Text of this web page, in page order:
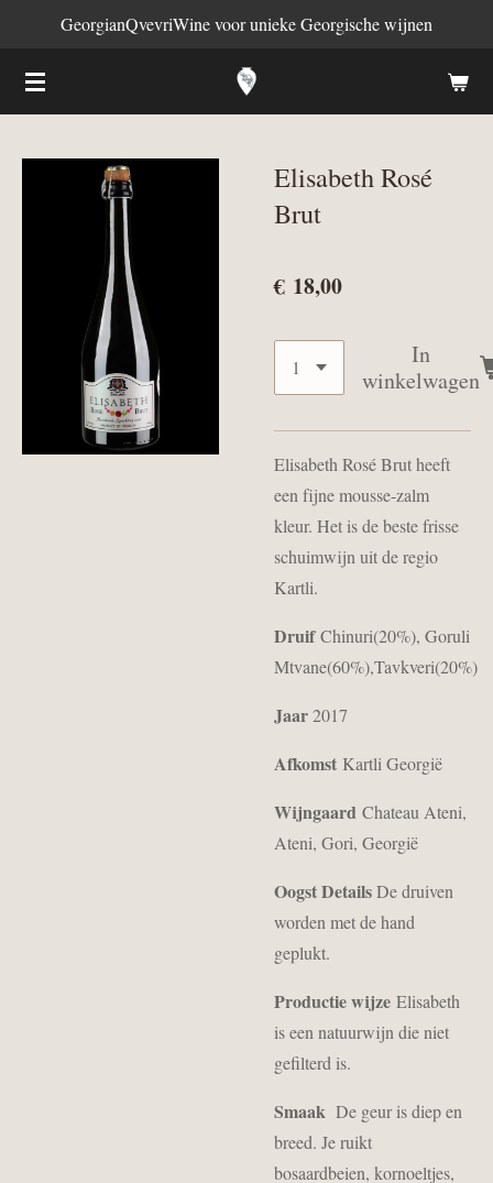
naar
de
GeorgianQvevriWine voor unieke Georgische wijnen
Elisabeth Rosé
Brut
€ 18,00
In
winkelwagen
Elisabeth Rosé Brut heeft
een fijne mousse-zalm
kleur. Het is de beste frisse
schuimwijn uit de regio
Kartli.
DruifChinuri(20%), Goruli
Mtvane(60%),Tavkveri(20%)
Jaar2017
Afkomst Kartli Georgië
Wijngaard Chateau Ateni,
Ateni, Gori, Georgië
Oogst DetailsDe druiven
worden met de hand
geplukt.
Productie wijze Elisabeth
is een natuurwijn die niet
gefilterd is.
Smaak De geur is diep en
breed. Je ruikt
bosaardbeien, kornoeltjes,